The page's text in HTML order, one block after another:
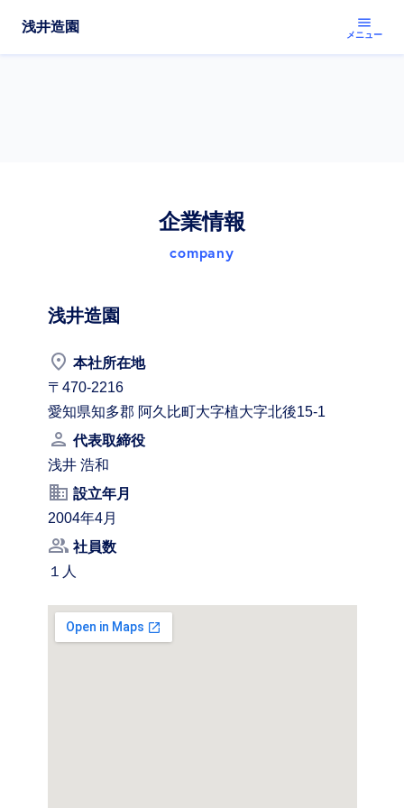
浅井造園 menu
メニュー
企業情報
company
浅井造園
place 本社所在地
〒470-2216
愛知県知多郡 阿久比町大字植大字北後15-1
person 代表取締役
浅井 浩和
business 設立年月
2004年4月
people_alt 社員数
１人